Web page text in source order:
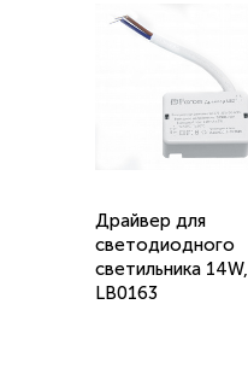
Драйвер для
светодиодного
светильника 14W,
LB0163